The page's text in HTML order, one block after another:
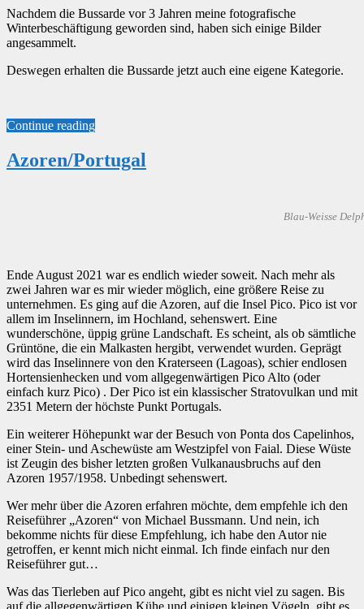
Nachdem die Bussarde vor 3 Jahren meine fotografische
Winterbeschäftigung geworden sind, haben sich einige Bilder
angesammelt.
Deswegen erhalten die Bussarde jetzt auch eine eigene Kategorie.
Continue reading
Azoren/Portugal
Blau-Weisse
Ende August 2021 war es endlich wieder soweit. Nach mehr als
zwei Jahren war es mir wieder möglich, eine größere Reise zu
unternehmen. Es ging auf die Azoren, auf die Insel Pico. Pico ist vor
allem im Inselinnern, im Hochland, sehenswert. Eine
wunderschöne, üppig grüne Landschaft. Es scheint, als ob sämtliche
Grüntöne, die ein Malkasten hergibt, verwendet wurden. Geprägt
wird das Inselinnere von den Kraterseen (Lagoas), schier endlosen
Hortensienhecken und vom allgegenwärtigen Pico Alto (oder
einfach kurz Pico) . Der Pico ist ein klassischer Stratovulkan und mit
2351 Metern der höchste Punkt Portugals.
Ein weiterer Höhepunkt war der Besuch von Ponta dos Capelinhos,
einer Stein- und Aschewüste am Westzipfel von Faial. Diese Wüste
ist Zeugin des bisher letzten großen Vulkanausbruchs auf den
Azoren 1957/1958. Unbedingt sehenswert.
Wer mehr über die Azoren erfahren möchte, dem empfehle ich den
Reiseführer „Azoren“ von Michael Bussmann. Und nein, ich
bekomme nichts für diese Empfehlung, ich habe den Autor nie
getroffen, er kennt mich nicht einmal. Ich finde einfach nur den
Reiseführer gut…
Was das Tierleben auf Pico angeht, gibt es nicht viel zu sagen. Bis